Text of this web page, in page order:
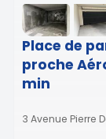
Place de
proche
min
3 Avenue Pierre